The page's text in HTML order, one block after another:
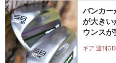
バンカー
が大きい
ウンスが
ギア 週刊GD